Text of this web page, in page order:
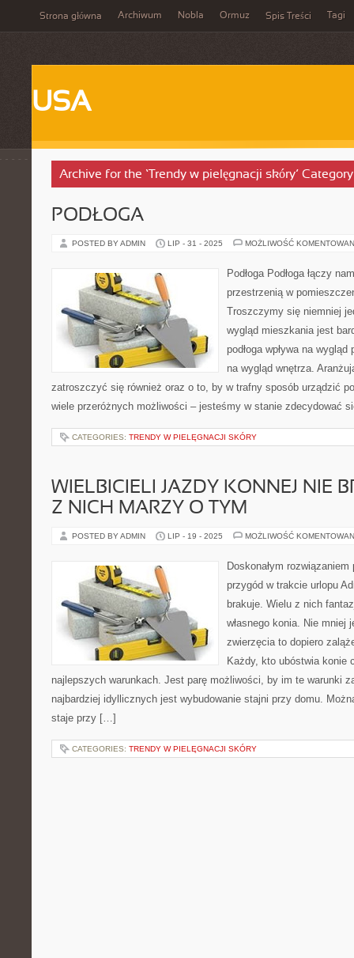
Strona główna Archiwum Nobla Ormuz Spis Treści Tagi
USA
Archive for the ‘Trendy w pielęgnacji skóry’ Category
PODŁOGA
POSTED BY ADMIN LIP - 31 - 2025 MOŻLIWOŚĆ
Podłoga Podłoga łączy
przestrzenią w
Troszczymy się niemniej
wygląd mieszkania jest
podłoga wpływa na
na wygląd wnętrza.
zatroszczyć się również oraz o to, by w trafny sposób urządzić
wiele przeróżnych możliwości – jesteśmy w stanie zdecydować
CATEGORIES: TRENDY W PIELĘGNACJI SKÓRY
WIELBICIELI JAZDY KONNEJ NIE
Z NICH MARZY O TYM
POSTED BY ADMIN LIP - 19 - 2025 MOŻLIWOŚĆ
Doskonałym
przygód w trakcie urlopu
brakuje. Wielu z nich
własnego konia. Nie mniej
zwierzęcia to dopiero
Każdy, kto ubóstwia konie
najlepszych warunkach. Jest parę możliwości, by im te warunki
najbardziej idyllicznych jest wybudowanie stajni przy domu.
staje przy […]
CATEGORIES: TRENDY W PIELĘGNACJI SKÓRY